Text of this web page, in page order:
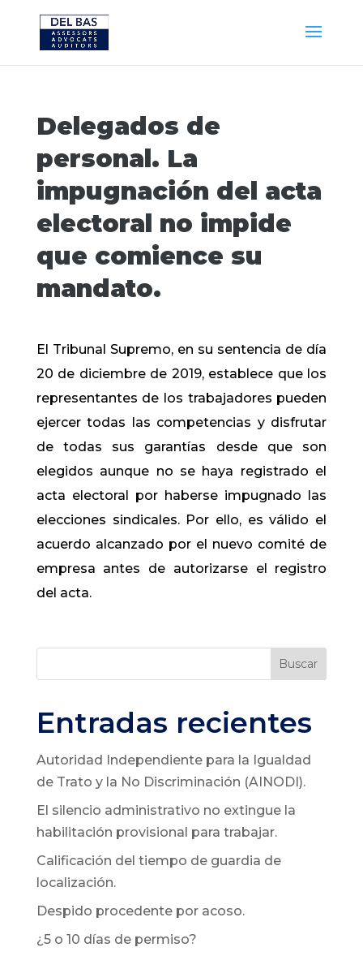
Delegados de
personal. La
impugnación del acta
electoral no impide
que comience su
mandato.
El Tribunal Supremo, en su sentencia de día
20 de diciembre de 2019, establece que los
representantes de los trabajadores pueden
ejercer todas las competencias y disfrutar
de todas sus garantías desde que son
elegidos aunque no se haya registrado el
acta electoral por haberse impugnado las
elecciones sindicales. Por ello, es válido el
acuerdo alcanzado por el nuevo comité de
empresa antes de autorizarse el registro
del acta.​
Buscar
Entradas recientes
Autoridad Independiente para la Igualdad
de Trato y la No Discriminación (AINODI).
El silencio administrativo no extingue la
habilitación provisional para trabajar.
Calificación del tiempo de guardia de
localización.
Despido procedente por acoso.
¿5 o 10 días de permiso?